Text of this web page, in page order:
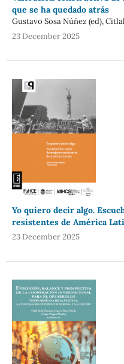
que se ha quedado atrás
Gustavo Sosa Núñez (ed),
23 December 2025
Yo quiero decir algo.
resistentes de América
23 December 2025